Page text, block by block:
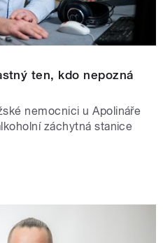
ten, kdo nepozná
nemocnici u Apolináře
záchytná stanice